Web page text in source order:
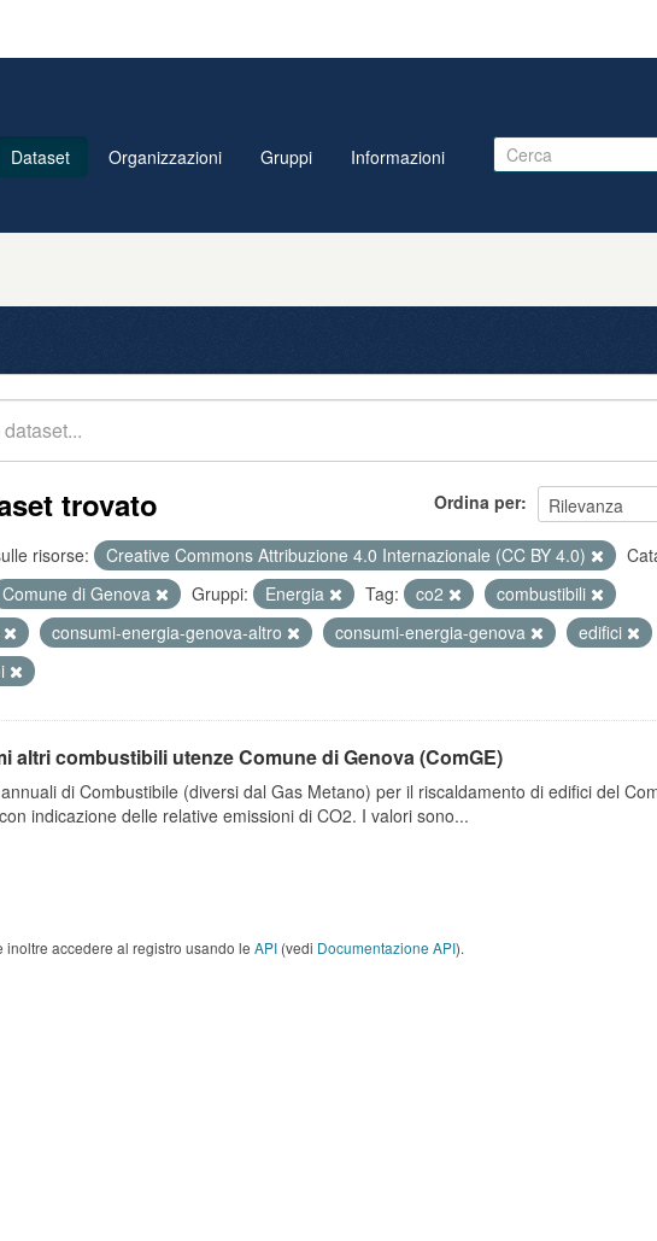
Dataset Organizzazioni Gruppi Informazioni
Ordina per
trovato
risorse: Creative Commons Attribuzione 4.0 Internazionale (CC BY 4.0)
Comune di Genova Gruppi: Energia Tag: co2
combustibili
consumi-energia-genova-altro consumi-energia-genova
edifici
altri combustibili utenze Comune di Genova (ComGE)
di Combustibile (diversi dal Gas Metano) per il riscaldamento di edifici del
indicazione delle relative emissioni di CO2. I valori sono...
inoltre accedere al registro usando le API (vedi Documentazione API).